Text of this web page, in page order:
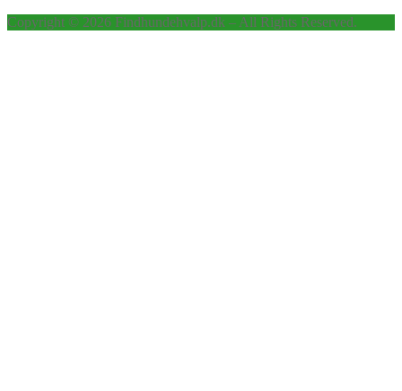
Copyright © 2026 Findhundehvalp.dk – All Rights Reserved.